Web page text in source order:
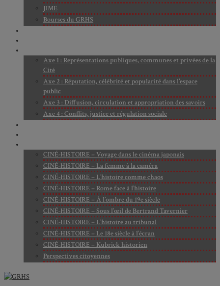
JIME
Bourses du GRHS
Axe 1 : Représentations publiques, communes et privées de la
Cité
Axe 2 : Réputation, célébrité et popularité dans l’espace
public
Axe 3 : Diffusion, circulation et appropriation des savoirs
Axe 4 : Conflits, justice et régulation sociale
CINÉ-HISTOIRE – Voyage dans le cinéma japonais
CINÉ-HISTOIRE – La femme à la caméra
CINÉ-HISTOIRE – L’histoire comme chaos
CINÉ-HISTOIRE – Rome face à l’histoire
CINÉ-HISTOIRE – À l’ombre du 19e siècle
CINÉ-HISTOIRE – Sous l’œil de Bertrand Tavernier
CINÉ-HISTOIRE – L’histoire au tribunal
CINÉ-HISTOIRE – Le 18e siècle à l’écran
CINÉ-HISTOIRE – Kubrick historien
Perspectives citoyennes